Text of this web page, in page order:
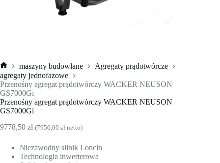
Strona
główna
maszyny budowlane
Agregaty prądotwórcze
agregaty jednofazowe
Przenośny agregat prądotwórczy WACKER NEUSON
GS7000Gi
Przenośny agregat prądotwórczy WACKER NEUSON
GS7000Gi
9778,50 zł (7950,00 zł netto)
Niezawodny silnik Loncin
Technologia inwerterowa